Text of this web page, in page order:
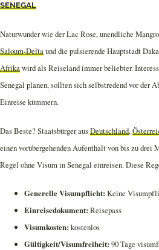
SENEGAL
Naturwunder wie der Lac Rose, unendliche
Saloum-Deltaund die pulsierende Hauptstadt
Afrikawird als Reiseland immer beliebter.
Senegal planen, sollten sich selbstredend vor der
Einreise kümmern.
Das Beste? Staatsbürger ausDeutschland,
einen vorübergehenden Aufenthalt von bis zu drei
Regel ohne Visum in Senegal einreisen. Diese
Generelle Visumpflicht: Keine
Einreisedokument: Reisepass
Visumkosten: kostenlos
Gültigkeit/Visumfreiheit: 90 Tage